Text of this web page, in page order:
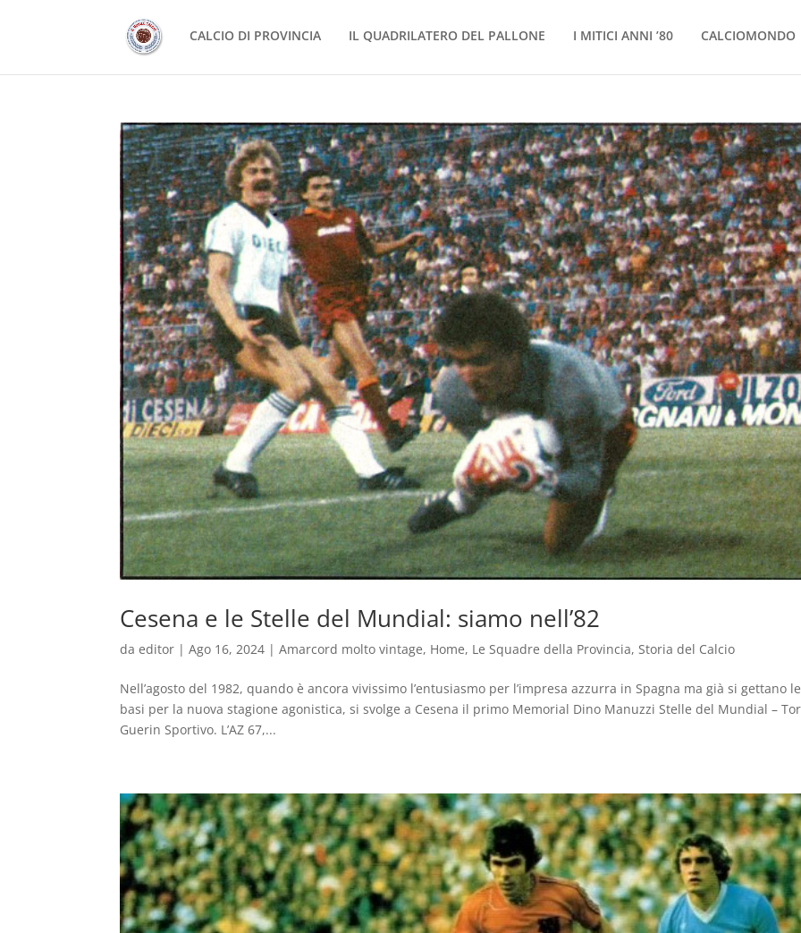
CALCIO DI PROVINCIA IL QUADRILATERO DEL PALLONE I MITICI ANNI ’80 CALCIOMONDO
Cesena e le Stelle del Mundial: siamo nell’82
daeditor |Ago 16, 2024 |Amarcord molto vintage, Home, Le Squadre della Provincia,Storia del Calcio
Nell’agosto del 1982, quando è ancora vivissimo l’entusiasmo per l’impresa azzurra in Spagna ma già si gettano le
basi per la nuova stagione agonistica, si svolge a Cesena il primo Memorial Dino Manuzzi Stelle del Mundial –
Guerin Sportivo. L’AZ 67,...